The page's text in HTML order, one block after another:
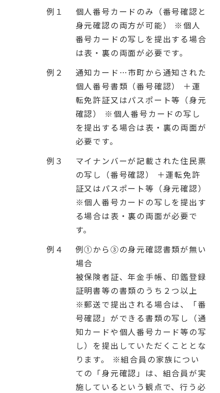
例１
個人番号カードのみ（番号確認と
身元確認の両方が可能） ※個人
番号カードの写しを提出する場合
は表・裏の両面が必要です。
例２
通知カード…市町から通知された
個人番号書類（番号確認） ＋運
転免許証又はパスポート等（身元
確認） ※個人番号カードの写し
を提出する場合は表・裏の両面が
必要です。
例３
マイナンバーが記載された住民票
の写し（番号確認） ＋運転免許
証又はパスポート等（身元確認）
※個人番号カードの写しを提出す
る場合は表・裏の両面が必要で
す。
例４
例①から③の身元確認書類が無い
場合
被保険者証、年金手帳、印鑑登録
証明書等の書類のうち２つ以上
※郵送で提出される場合は、「番
号確認」ができる書類の写し（通
知カードや個人番号カード等の写
し）を提出していただくこととな
ります。 ※組合員の家族につい
ての「身元確認」は、組合員が実
施しているという観点で、行う必